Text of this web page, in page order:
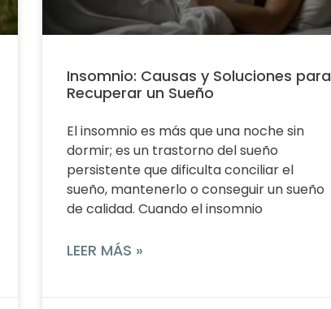
Insomnio: Causas y Soluciones para
Recuperar un Sueño
El insomnio es más que una noche sin
dormir; es un trastorno del sueño
persistente que dificulta conciliar el
sueño, mantenerlo o conseguir un sueño
de calidad. Cuando el insomnio
LEER MÁS »